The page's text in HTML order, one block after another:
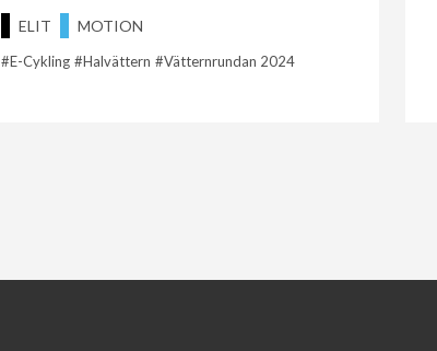
ELIT MOTION
E-Cykling Halvättern Vätternrundan 2024